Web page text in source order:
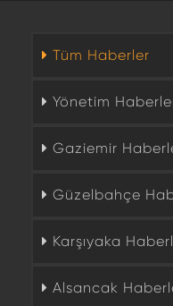
Tüm Haberler
Yönetim
Gaziemir
Güzelbahçe
Karşıyaka
Alsancak